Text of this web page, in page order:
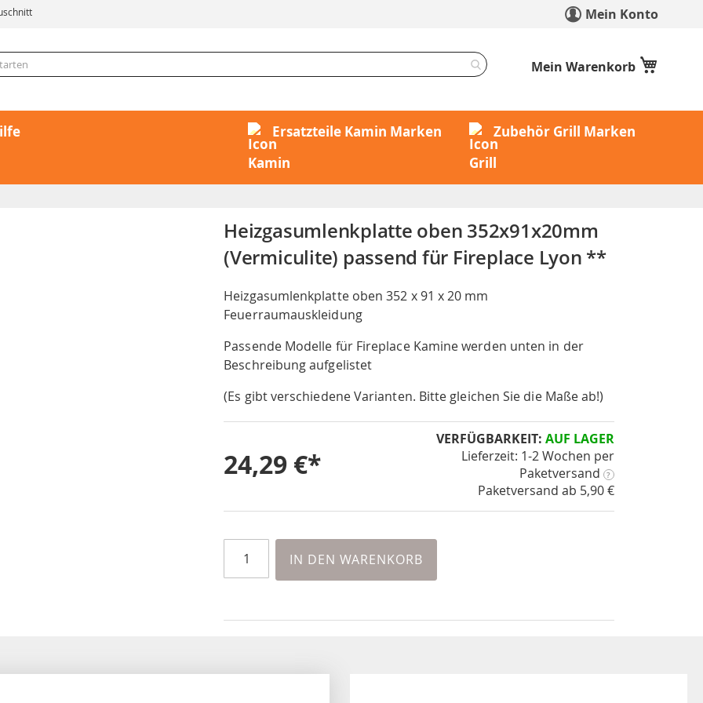
Mein Konto
Mein Warenkorb
Ersatzteile Kamin Marken Zubehör Grill Marken
Heizgasumlenkplatte oben 352x91x20mm
(Vermiculite) passend für Fireplace Lyon **
Heizgasumlenkplatte oben 352 x 91 x 20 mm
Feuerraumauskleidung
Passende Modelle für Fireplace Kamine werden unten in der
Beschreibung aufgelistet
(Es gibt verschiedene Varianten. Bitte gleichen Sie die Maße ab!)
VERFÜGBARKEIT: AUF LAGER
Lieferzeit: 1-2 Wochen per
Paketversand
?
Paketversand ab 5,90 €
24,29 €
IN DEN WARENKORB